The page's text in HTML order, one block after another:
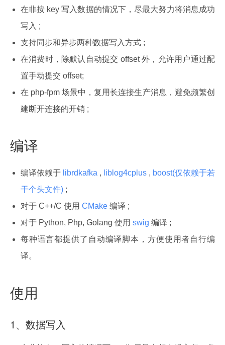
在非按 key 写入数据的情况下，尽最大努力将消息成功
写入 ;
支持同步和异步两种数据写入方式 ;
在消费时，除默认自动提交 offset 外，允许用户通过配
置手动提交 offset;
在 php-fpm 场景中，复用长连接生产消息，避免频繁创
建断开连接的开销 ;
编译
编译依赖于 librdkafka , liblog4cplus , boost(仅依赖于若
干个头文件) ;
对于 C++/C 使用 CMake 编译 ;
对于 Python, Php, Golang 使用 swig 编译 ;
每种语言都提供了自动编译脚本，方便使用者自行编
译。
使用
1、数据写入